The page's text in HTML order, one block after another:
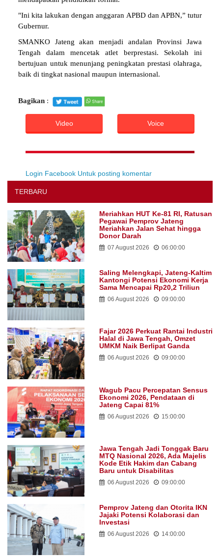
"Ini kita lakukan dengan anggaran APBD dan APBN,” tutur
Gubernur.
SMANKO Jateng akan menjadi andalan Provinsi Jawa
Tengah dalam mencetak atlet berprestasi. Sekolah ini
bertujuan untuk menunjang peningkatan prestasi olahraga,
baik di tingkat nasional maupun internasional.
Bagikan :
Video Voice
Login Facebook Untuk posting komentar
TERBARU
Meriahkan HUT Ke-81 RI, Ratusan
Pegawai Pemprov Jateng
Meriahkan Jalan Sehat hingga
Donor Darah
07 August 2026 06:00:00
Saling Melengkapi, Jateng-Kaltim
Kantongi Potensi Ekonomi Kerja
Sama Mencapai Rp20,2 Triliun
06 August 2026 09:00:00
Fajar 2026 Perkuat Rantai Industri
Halal di Jawa Tengah, Omzet
UMKM Naik Berlipat Ganda
06 August 2026 09:00:00
Wagub Pacu Percepatan Sensus
Ekonomi 2026, Pendataan di
Jateng Capai 81%
06 August 2026 15:00:00
Jawa Tengah Jadi Tonggak Baru
MTQ Nasional 2026, Ada Majelis
Kode Etik Hakim dan Cabang
Baru untuk Disabilitas
06 August 2026 09:00:00
Pemprov Jateng dan Otorita IKN
Jajaki Potensi Kolaborasi dan
Investasi
06 August 2026 14:00:00